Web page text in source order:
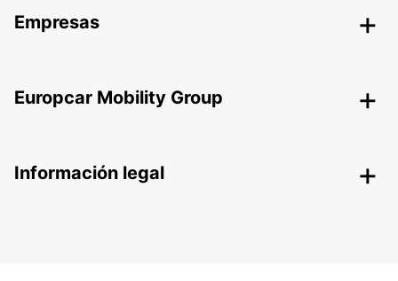
Empresas
Europcar Mobility Group
Información legal